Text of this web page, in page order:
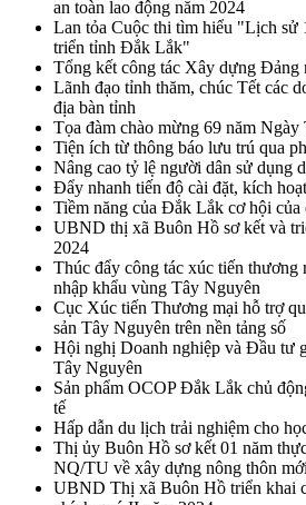
an toàn lao động năm 2024
Lan tỏa Cuộc thi tìm hiểu "Lịch sử
triển tỉnh Đắk Lắk"
Tổng kết công tác Xây dựng Đảng
Lãnh đạo tỉnh thăm, chúc Tết các
địa bàn tỉnh
Tọa đàm chào mừng 69 năm
Tiện ích từ thông báo lưu trú qua
Nâng cao tỷ lệ người dân sử dụng
Đẩy nhanh tiến độ cài đặt, kích
Tiềm năng của Đắk Lắk cơ hội của
UBND thị xã Buôn Hồ sơ kết và
2024
Thúc đẩy công tác xúc tiến thương
nhập khẩu vùng Tây Nguyên
Cục Xúc tiến Thương mại hỗ trợ
sản Tây Nguyên trên nền tảng số
Hội nghị Doanh nghiệp và Đầu tư
Tây Nguyên
Sản phẩm OCOP Đắk Lắk chủ
tế
Hấp dẫn du lịch trải nghiệm cho
Thị ủy Buôn Hồ sơ kết 01 năm
NQ/TU về xây dựng nông thôn mới
UBND Thị xã Buôn Hồ triển khai